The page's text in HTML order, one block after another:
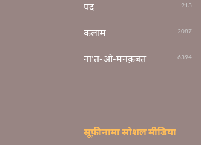
पद 913
कलाम 2087
ना'त-ओ-मनक़बत 6394
सूफ़ीनामा सोशल मीडिया